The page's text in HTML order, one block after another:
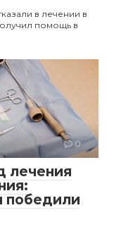
в лечении в
помощь в
0
лечения
победили